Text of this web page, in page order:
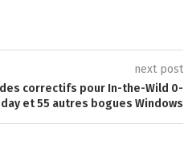
next post
correctifs pour In-the-Wild 0-
day et 55 autres bogues Windows